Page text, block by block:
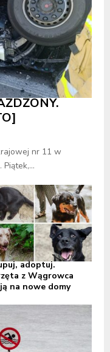
nr 11 w
adoptuj.
z Wągrowca
na nowe domy